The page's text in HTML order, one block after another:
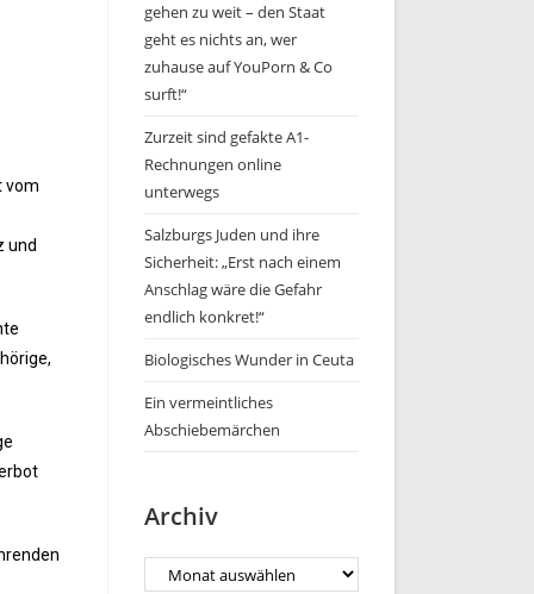
vom
und
gehen zu weit – den Staat
geht es nichts an, wer
zuhause auf YouPorn & Co
surft!“
Zurzeit sind gefakte A1-
Rechnungen online
unterwegs
Salzburgs Juden und ihre
Sicherheit: „Erst nach einem
Anschlag wäre die Gefahr
endlich konkret!“
Biologisches Wunder in Ceuta
Ein vermeintliches
Abschiebemärchen
Archiv